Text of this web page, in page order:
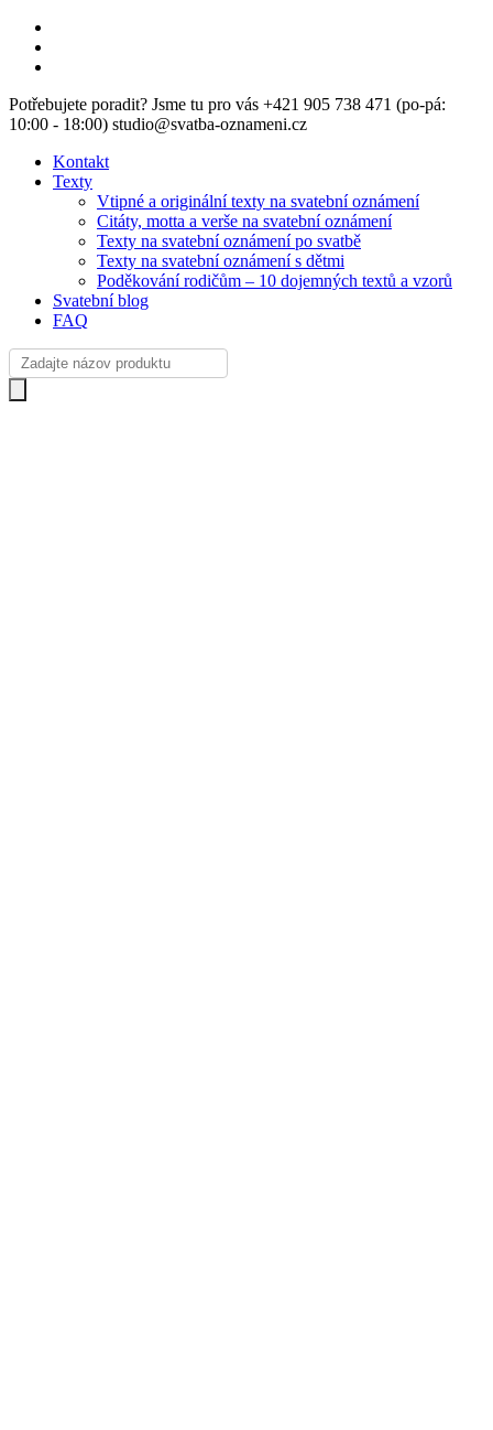
Skip
main
Potřebujete poradit? Jsme tu pro vás +421 905 738 471 (po-pá:
10:00 - 18:00) studio@svatba-oznameni.cz
Kontakt
Texty
Vtipné a originální texty na svatební oznámení
Citáty, motta a verše na svatební oznámení
Texty na svatební oznámení po svatbě
Texty na svatební oznámení s dětmi
Poděkování rodičům – 10 dojemných textů a vzorů
Svatební blog
FAQ